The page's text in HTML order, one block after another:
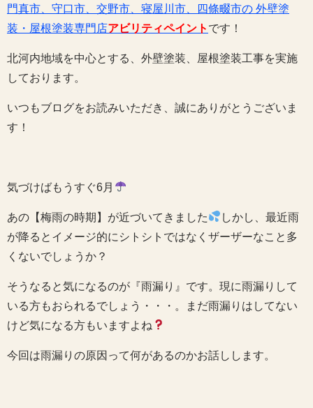
門真市、守口市、交野市、寝屋川市、四條畷市の 外壁塗
装・屋根塗装専門店アビリティペイント です！
北河内地域を中心とする、外壁塗装、屋根塗装工事を実施
しております。
いつもブログをお読みいただき、誠にありがとうございま
す！
気づけばもうすぐ6月
あの【梅雨の時期】が近づいてきました
しかし、最近雨
が降るとイメージ的にシトシトではなくザーザーなこと多
くないでしょうか？
そうなると気になるのが『雨漏り』です。現に雨漏りして
いる方もおられるでしょう・・・。まだ雨漏りはしてない
けど気になる方もいますよね
今回は雨漏りの原因って何があるのかお話しします。